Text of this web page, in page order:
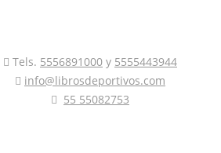
Tels. 5556891000 y 5555443944
info@librosdeportivos.com
55 55082753